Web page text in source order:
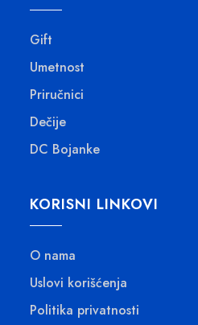
Gift
Umetnost
Priručnici
Dečije
DC Bojanke
KORISNI LINKOVI
O nama
Uslovi korišćenja
Politika privatnosti